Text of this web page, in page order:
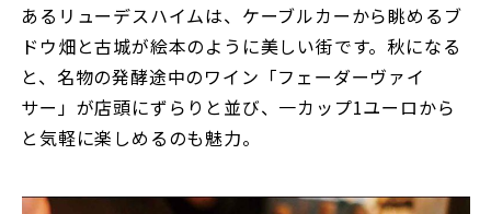
あるリューデスハイムは、ケーブルカーから眺めるブ
ドウ畑と古城が絵本のように美しい街です。秋になる
と、名物の発酵途中のワイン「フェーダーヴァイ
サー」が店頭にずらりと並び、一カップ1ユーロから
と気軽に楽しめるのも魅力。